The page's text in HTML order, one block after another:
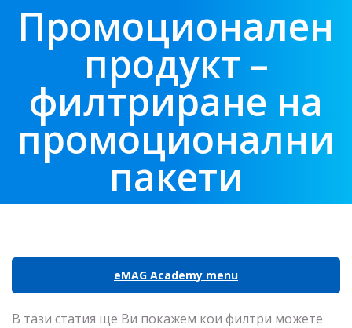
Промоционален
продукт –
филтриране на
промоционални
пакети
eMAG Academy menu
В тази статия ще Ви покажем кои филтри можете